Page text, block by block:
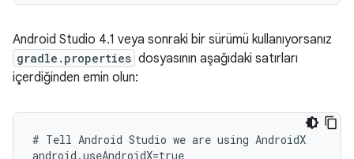
Android Studio 4.1 veya sonraki bir sürümü kullanıyorsanız
gradle.properties dosyasının aşağıdaki satırları
içerdiğinden emin olun:
# Tell Android Studio we are using AndroidX